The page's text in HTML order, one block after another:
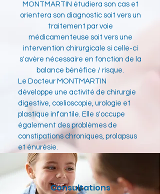
MONTMARTIN étudiera son cas et
orientera son diagnostic soit vers un
traitement par voie
médicamenteuse soit vers une
intervention chirurgicale si celle-ci
s'avère nécessaire en fonction de la
balance bénéfice / risque.
Le Docteur MONTMARTIN
développe une activité de chirurgie
digestive, cœlioscopie, urologie et
plastique infantile. Elle s'occupe
également des problèmes de
constipations chroniques, prolapsus
et énurésie.
Consultations